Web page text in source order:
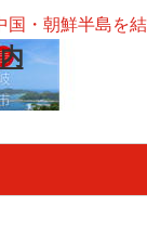
国・朝鮮半島を結